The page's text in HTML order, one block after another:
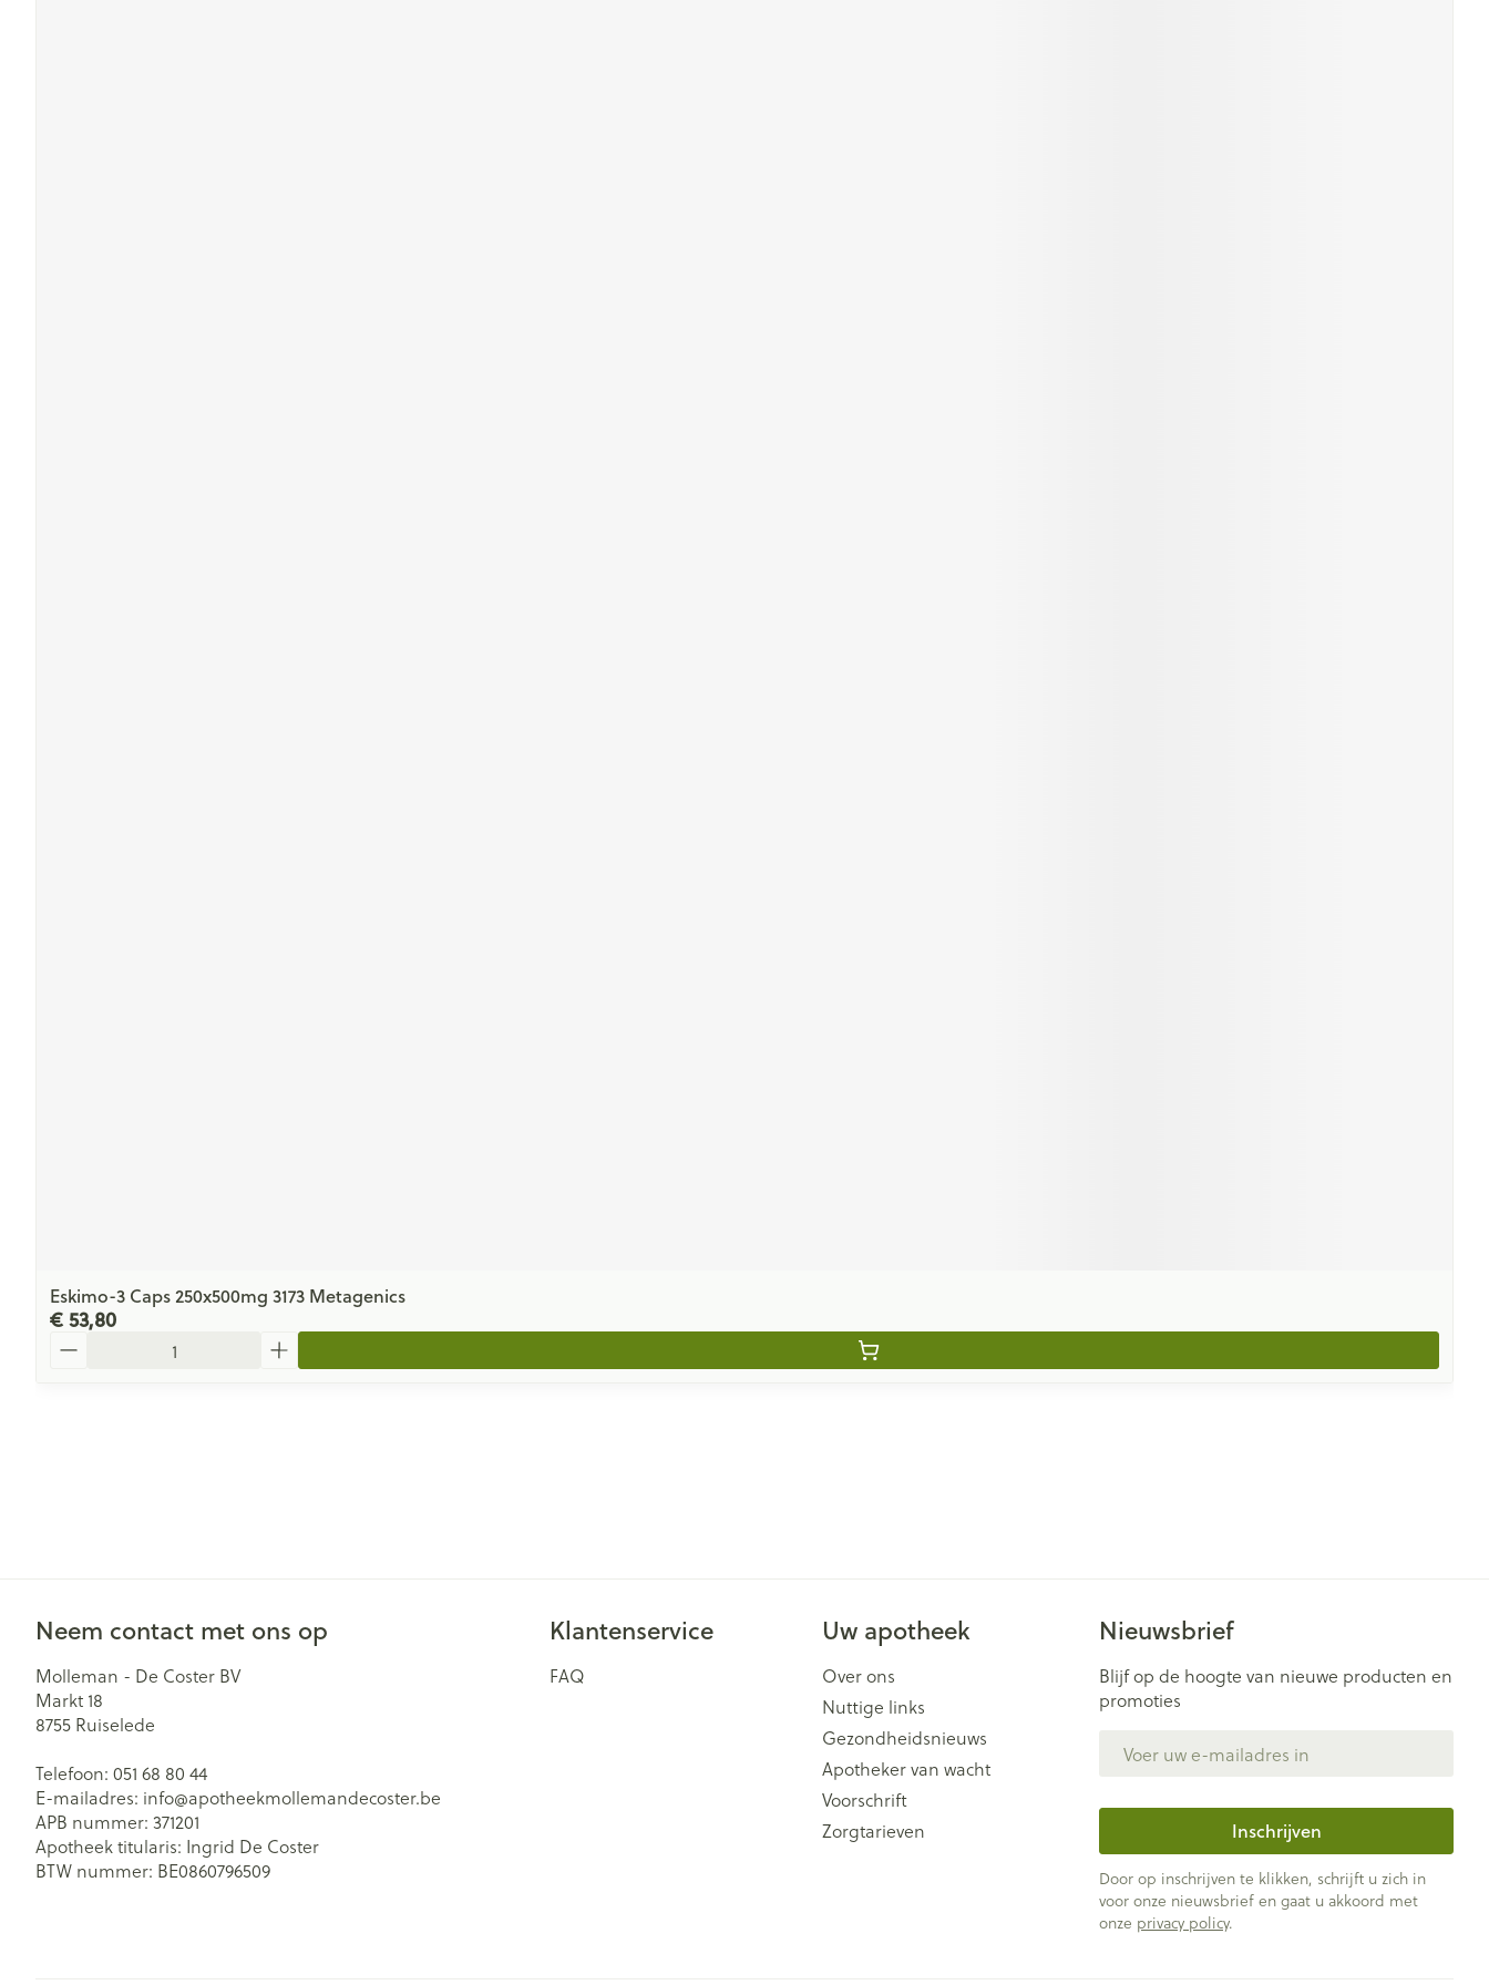
Eskimo-3 Caps 250x500mg 3173 Metagenics
€ 53,80
Neem contact met ons op
Molleman - De Coster BV
Markt 18
8755 Ruiselede
Telefoon: 051 68 80 44
E-mailadres: info@apotheekmollemandecoster.be
APB nummer: 371201
Apotheek titularis: Ingrid De Coster
BTW nummer: BE0860796509
Klantenservice
FAQ
Uw apotheek
Over ons
Nuttige links
Gezondheidsnieuws
Apotheker van wacht
Voorschrift
Zorgtarieven
Nieuwsbrief
Blijf op de hoogte van nieuwe producten en
promoties
Inschrijven
Door op inschrijven te klikken, schrijft u zich in
voor onze nieuwsbrief en gaat u akkoord met
onze privacy policy.